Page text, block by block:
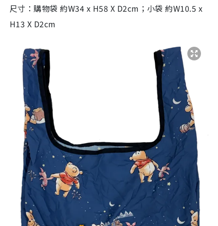
尺寸：購物袋 約W34 x H58 X D2cm；小袋 約W10.5 x
H13 X D2cm